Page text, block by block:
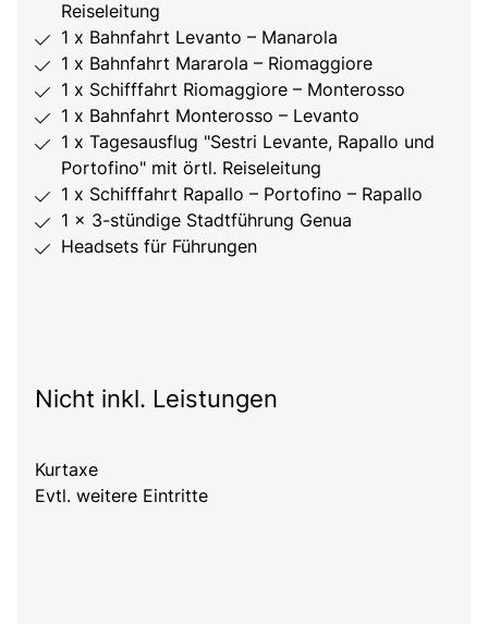
Reiseleitung
1 x Bahnfahrt Levanto – Manarola
1 x Bahnfahrt Mararola – Riomaggiore
1 x Schifffahrt Riomaggiore – Monterosso
1 x Bahnfahrt Monterosso – Levanto
1 x Tagesausflug "Sestri Levante, Rapallo und
Portofino" mit örtl. Reiseleitung
1 x Schifffahrt Rapallo – Portofino – Rapallo
1 x 3-stündige Stadtführung Genua
Headsets für Führungen
Nicht inkl. Leistungen
Kurtaxe
Evtl. weitere Eintritte